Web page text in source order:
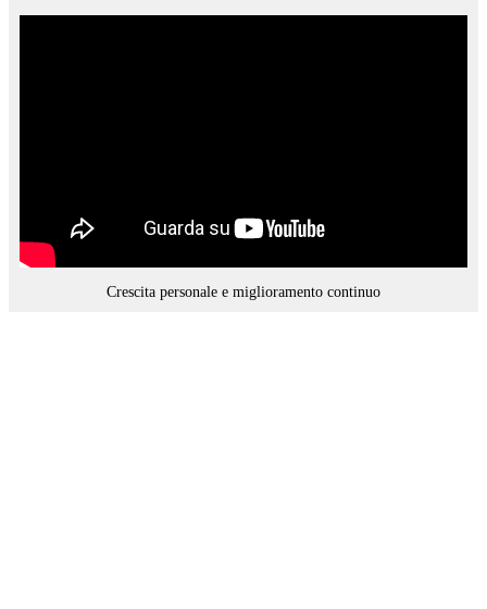
Crescita personale e miglioramento continuo